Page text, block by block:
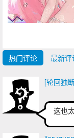
热门评论 最新评
[轮回独
这也